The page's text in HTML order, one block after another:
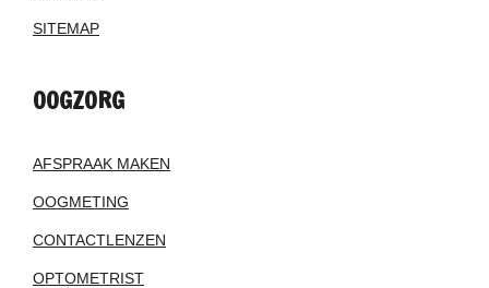
SITEMAP
OOGZORG
AFSPRAAK MAKEN
OOGMETING
CONTACTLENZEN
OPTOMETRIST